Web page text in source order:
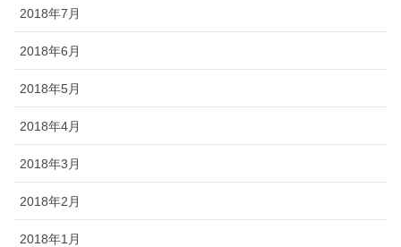
2018年7月
2018年6月
2018年5月
2018年4月
2018年3月
2018年2月
2018年1月